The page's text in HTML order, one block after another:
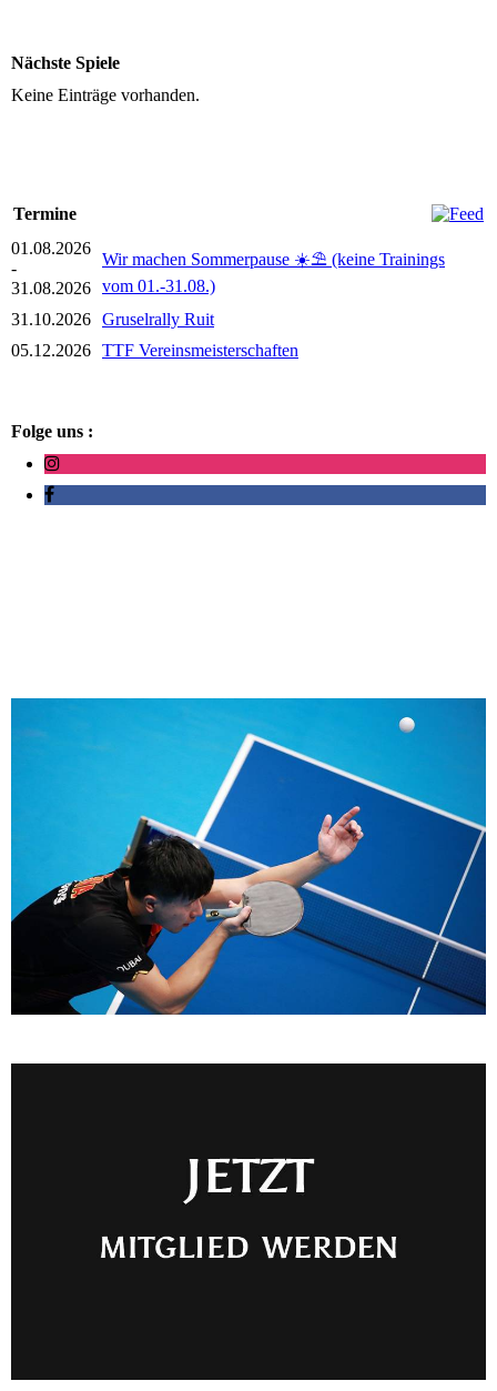
Nächste Spiele
Keine Einträge vorhanden.
Termine
01.08.2026
-
31.08.2026
Wir machen Sommerpause ☀️⛱️ (keine Trainings
vom 01.-31.08.)
31.10.2026 Gruselrally Ruit
05.12.2026 TTF Vereinsmeisterschaften
Folge uns :